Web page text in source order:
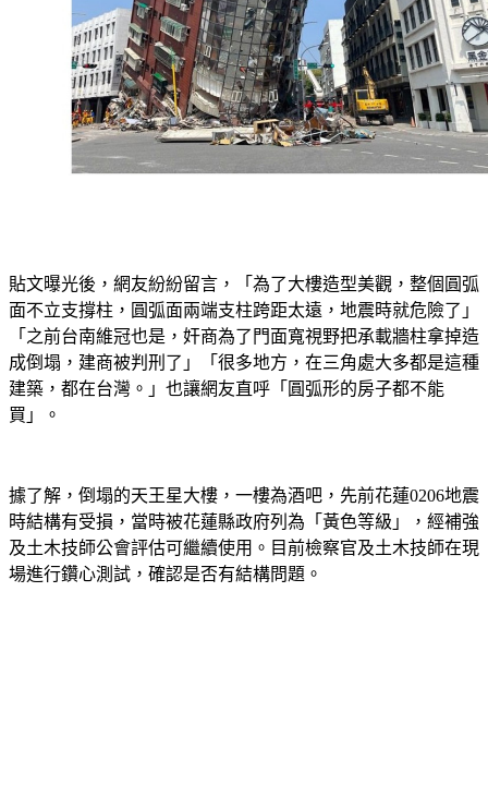
貼文曝光後，網友紛紛留言，「為了大樓造型美觀，整個圓弧
面不立支撐柱，圓弧面兩端支柱跨距太遠，地震時就危險了」
「之前台南維冠也是，奸商為了門面寬視野把承載牆柱拿掉造
成倒塌，建商被判刑了」「很多地方，在三角處大多都是這種
建築，都在台灣。」也讓網友直呼「圓弧形的房子都不能
買」。
據了解，倒塌的天王星大樓，一樓為酒吧，先前花蓮0206地震
時結構有受損，當時被花蓮縣政府列為「黃色等級」，經補強
及土木技師公會評估可繼續使用。目前檢察官及土木技師在現
場進行鑽心測試，確認是否有結構問題。